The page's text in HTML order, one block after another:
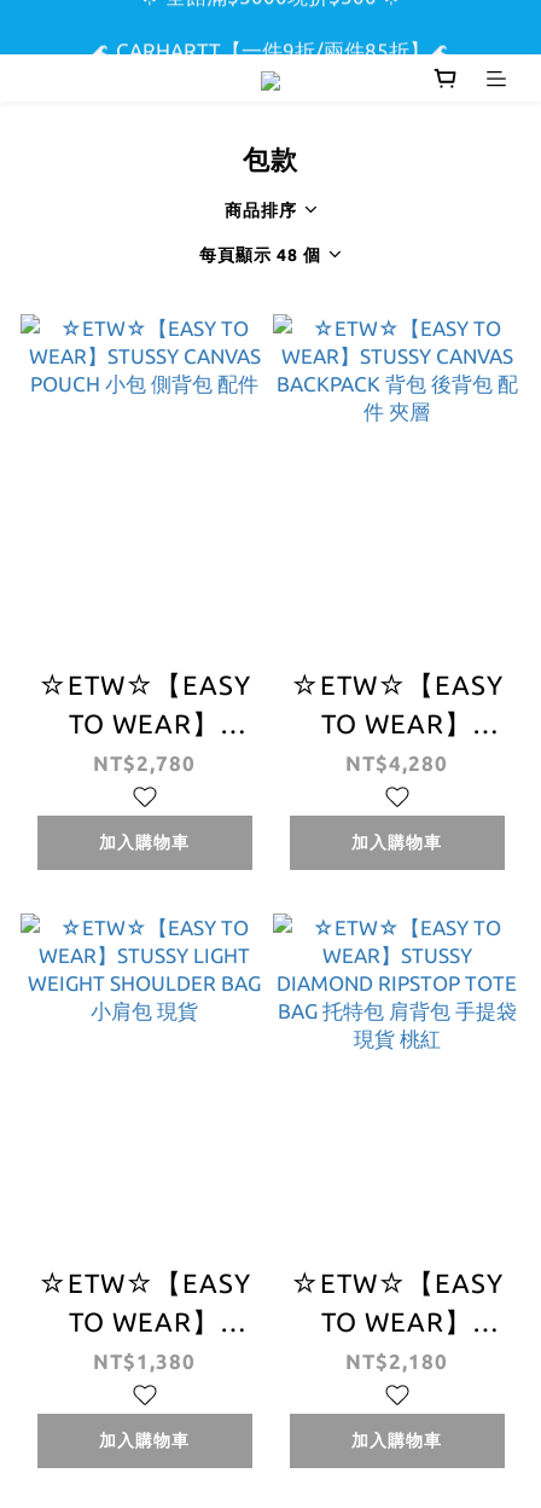
🌊 CARHARTT【一件9折/兩件85折】🌊
🏖️ SUPREME & STUSSY短T【兩件9折區】🏖️
🌟 全館滿$5000現折$300 🌟
包款
商品排序
每頁顯示 48 個
☆ETW☆【EASY
TO WEAR】
STUSSY CANVAS
POUCH 小包 側背
包 配件
NT$2,780
加入購物車
☆ETW☆【EASY
TO WEAR】
STUSSY CANVAS
BACKPACK 背包
後背包 配件 夾層
NT$4,280
加入購物車
☆ETW☆【EASY
TO WEAR】
STUSSY LIGHT
WEIGHT
SHOULDER BAG
小肩包 現貨
NT$1,380
加入購物車
☆ETW☆【EASY
TO WEAR】
STUSSY
DIAMOND
RIPSTOP TOTE
BAG 托特包 肩背
NT$2,180
加入購物車